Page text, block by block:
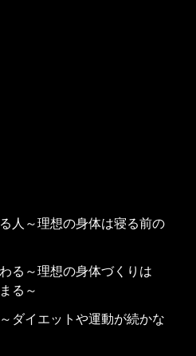
人～理想の身体は寝る前の
る～理想の身体づくりは
る～
ダイエットや運動が続かな